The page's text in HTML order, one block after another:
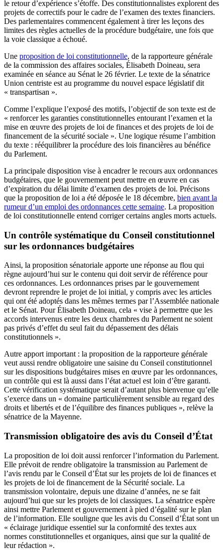
le retour d’expérience s’étoffe. Des constitutionnalistes explorent des
projets de correctifs pour le cadre de l’examen des textes financiers.
Des parlementaires commencent également à tirer les leçons des
limites des règles actuelles de la procédure budgétaire, une fois que
la voie classique a échoué.
Une proposition de loi constitutionnelle, de la rapporteure générale
de la commission des affaires sociales, Élisabeth Doineau, sera
examinée en séance au Sénat le 26 février. Le texte de la sénatrice
Union centriste est au programme du nouvel espace législatif dit
« transpartisan ».
Comme l’explique l’exposé des motifs, l’objectif de son texte est de
« renforcer les garanties constitutionnelles entourant l’examen et la
mise en œuvre des projets de loi de finances et des projets de loi de
financement de la sécurité sociale ». Une logique résume l’ambition
du texte : rééquilibrer la procédure des lois financières au bénéfice
du Parlement.
La principale disposition vise à encadrer le recours aux ordonnances
budgétaires, que le gouvernement peut mettre en œuvre en cas
d’expiration du délai limite d’examen des projets de loi. Précisons
que la proposition de loi a été déposée le 18 décembre, bien avant la
rumeur d’un emploi des ordonnances cette semaine. La proposition
de loi constitutionnelle entend corriger certains angles morts actuels.
Un contrôle systématique du Conseil constitutionnel
sur les ordonnances budgétaires
Ainsi, la proposition sénatoriale apporte une réponse au flou qui
règne aujourd’hui sur le contenu qui doit servir de référence pour
ces ordonnances. Les ordonnances prises par le gouvernement
devront reprendre le projet de loi initial, y compris avec les articles
qui ont été adoptés dans les mêmes termes par l’Assemblée nationale
et le Sénat. Pour Élisabeth Doineau, cela « vise à permettre que les
accords intervenus entre les deux chambres du Parlement ne soient
pas privés d’effet du seul fait du dépassement des délais
constitutionnels ».
Autre apport important : la proposition de la rapporteure générale
veut aussi rendre obligatoire une saisine du Conseil constitutionnel
sur les dispositions budgétaires mises en œuvre par les ordonnances,
un contrôle qui est là aussi dans l’état actuel est loin d’être garanti.
Cette vérification systématique serait d’autant plus bienvenue qu’elle
s’exerce dans un « domaine particulièrement sensible au regard des
droits et libertés et de l’équilibre des finances publiques », relève la
sénatrice de la Mayenne.
Transmission obligatoire des avis du Conseil d’État
La proposition de loi doit aussi renforcer l’information du Parlement.
Elle prévoit de rendre obligatoire la transmission au Parlement de
l’avis rendu par le Conseil d’État sur les projets de loi de finances et
les projets de loi de financement de la Sécurité sociale. La
transmission volontaire, depuis une dizaine d’années, ne se fait
aujourd’hui que sur les projets de loi classiques. La sénatrice espère
ainsi mettre Parlement et gouvernement à pied d’égalité sur le plan
de l’information. Elle souligne que les avis du Conseil d’État sont un
« éclairage juridique essentiel sur la conformité des textes aux
normes constitutionnelles et organiques, ainsi que sur la qualité de
leur rédaction ».